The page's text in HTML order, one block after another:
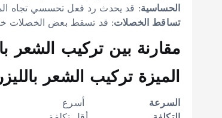
الحساسية: قد يحدث رد فعل تحسسي تجاه
تساقط الخصلات: قد تسقط بعض الخصلات
مقارنة بين تركيب الشعر
الميزة تركيب الشعر
السرعة
أسرع